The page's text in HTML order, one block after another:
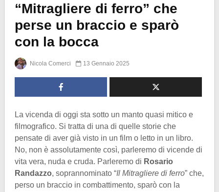
“Mitragliere di ferro” che
perse un braccio e sparò
con la bocca
Nicola Comerci 13 Gennaio 2025
La vicenda di oggi sta sotto un manto quasi mitico e
filmografico. Si tratta di una di quelle storie che
pensate di aver già visto in un film o letto in un libro.
No, non è assolutamente così, parleremo di vicende di
vita vera, nuda e cruda. Parleremo di Rosario
Randazzo, soprannominato “Il Mitragliere di ferro” che,
perso un braccio in combattimento, sparò con la